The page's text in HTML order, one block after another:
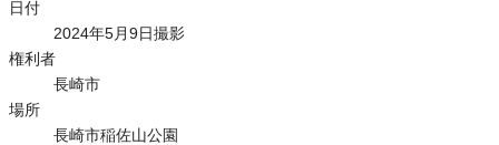
日付
2024年5月9日撮影
権利者
長崎市
場所
長崎市稲佐山公園